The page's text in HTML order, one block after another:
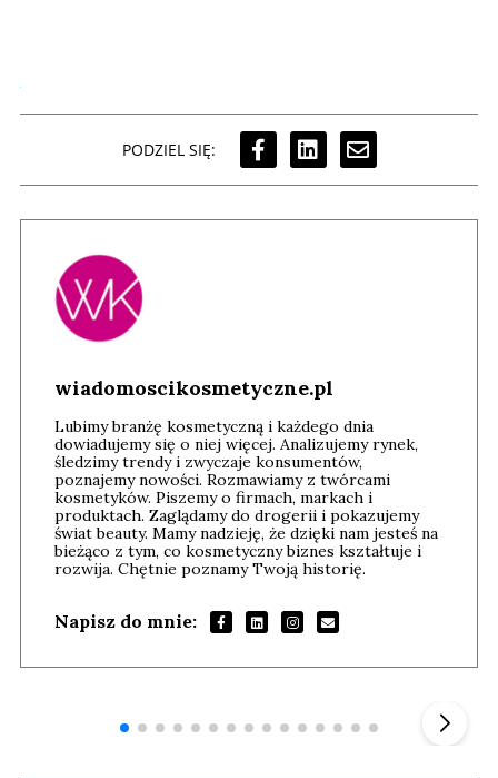
PODZIEL SIĘ:
wiadomoscikosmetyczne.pl
Lubimy branżę kosmetyczną i każdego dnia
dowiadujemy się o niej więcej. Analizujemy rynek,
śledzimy trendy i zwyczaje konsumentów,
poznajemy nowości. Rozmawiamy z twórcami
kosmetyków. Piszemy o firmach, markach i
produktach. Zaglądamy do drogerii i pokazujemy
świat beauty. Mamy nadzieję, że dzięki nam jesteś na
bieżąco z tym, co kosmetyczny biznes kształtuje i
rozwija. Chętnie poznamy Twoją historię.
Napisz do mnie:
Andrzej i Marta Sterniccy Marta i